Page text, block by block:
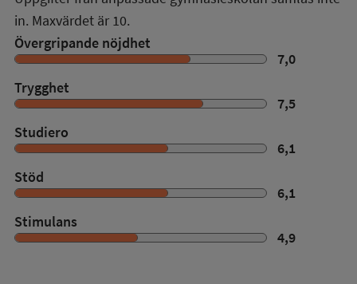
in. Maxvärdet är 10.
Övergripande nöjdhet
7,0
Trygghet
7,5
Studiero
6,1
Stöd
6,1
Stimulans
4,9